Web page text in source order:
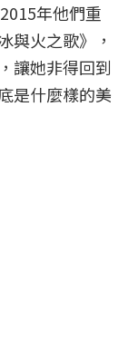
年他們重
與火之歌》，
讓她非得回到
是什麼樣的美